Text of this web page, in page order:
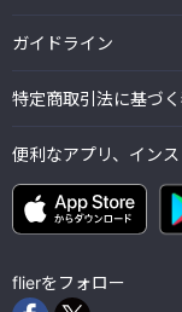
ガイドライン
特定商取引法に基づ
便利なアプリ、イン
flierをフォロー